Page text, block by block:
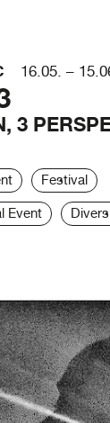
16.05. –
3
Festival
Event